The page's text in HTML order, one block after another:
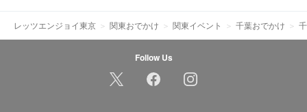
レッツエンジョイ東京 関東おでかけ 関東イベント 千葉おでかけ
Follow Us